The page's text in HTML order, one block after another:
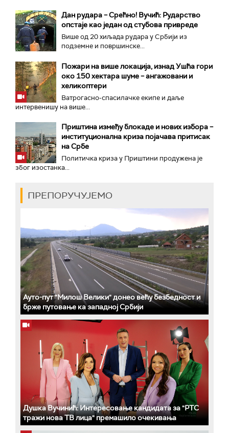
Дан рудара – Срећно! Вучић: Рударство
опстаје као један од стубова привреде
Више од 20 хиљада рудара у Србији из
подземне и површинске...
Пожари на више локација, изнад Ушћа гори
око 150 хектара шуме – ангажовани и
хеликоптери
Ватрогасно-спасилачке екипе и даље
интервенишу на више...
Приштина између блокаде и нових избора –
институционална криза појачава притисак
на Србе
Политичка криза у Приштини продужена је
због изостанка...
ПРЕПОРУЧУЈЕМО
Ауто-пут "Милош Велики" донео већу безбедност и
брже путовање ка западној Србији
Душка Вучинић: Интересовање кандидата за "РТС
тражи нова ТВ лица" премашило очекивања